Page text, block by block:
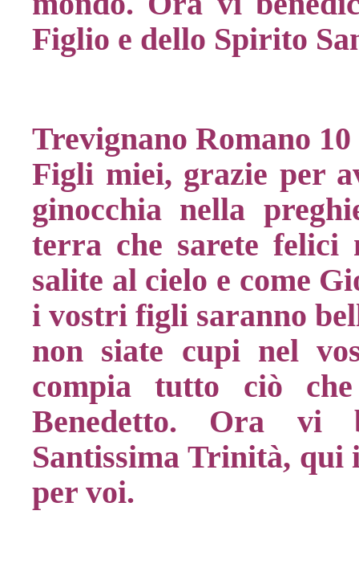
Figlio e dello Spirito
Trevignano Romano
Figli miei, grazie per
ginocchia nella
terra che sarete felici
salite al cielo e come
i vostri figli saranno
non siate cupi nel
compia tutto ciò
Benedetto. Ora vi
Santissima Trinità, qui
per voi.